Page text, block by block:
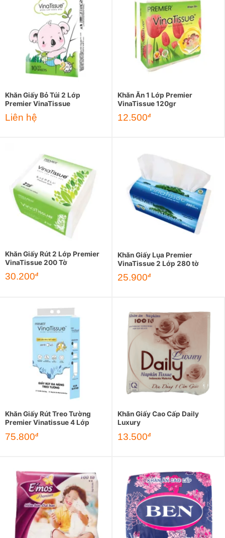
Khăn Giấy Bỏ Túi 2 Lớp
Premier VinaTissue
Liên hệ
Khăn Ăn 1 Lớp Premier
VinaTissue 120gr
12.500đ
Khăn Giấy Rút 2 Lớp Premier
VinaTissue 200 Tờ
30.200đ
Khăn Giấy Lụa Premier
VinaTissue 2 Lớp 280 tờ
25.900đ
Khăn Giấy Rút Treo Tường
Premier Vinatissue 4 Lớp
75.800đ
Khăn Giấy Cao Cấp Daily
Luxury
13.500đ